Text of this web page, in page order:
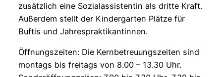
zusätzlich eine Sozialassistentin als dritte Kraft.
Außerdem stellt der Kindergarten Plätze für
Buftis und Jahrespraktikantinnen.
Öffnungszeiten: Die Kernbetreuungszeiten sind
montags bis freitags von 8.00 – 13.30 Uhr.